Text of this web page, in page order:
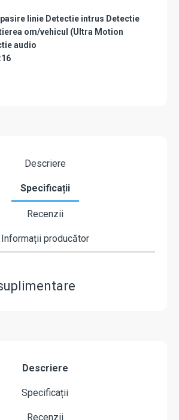
linie Detectie intrus Detectie
om/vehicul (Ultra Motion
audio
Descriere
Specificații
Recenzii
Informații producător
Descriere
Specificații
Recenzii